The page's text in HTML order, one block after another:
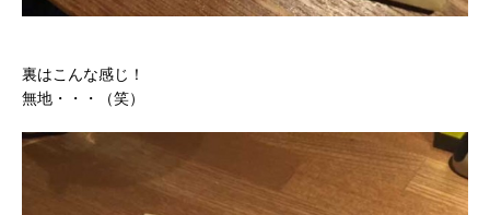
裏はこんな感じ！
無地・・・（笑）